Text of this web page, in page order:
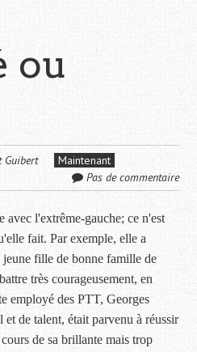
ou
Guibert
Maintenant
Pas de commentaire
avec l'extrême-gauche; ce n'est
fait. Par exemple, elle a
jeune fille de bonne famille de
très courageusement, en
employé des PTT, Georges
de talent, était parvenu à réussir
de sa brillante mais trop